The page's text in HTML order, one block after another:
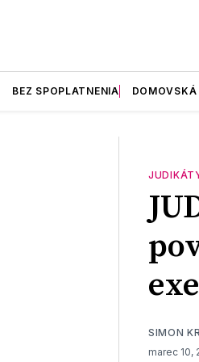
BEZ SPOPLATNENIA
SIMON
marec 10,